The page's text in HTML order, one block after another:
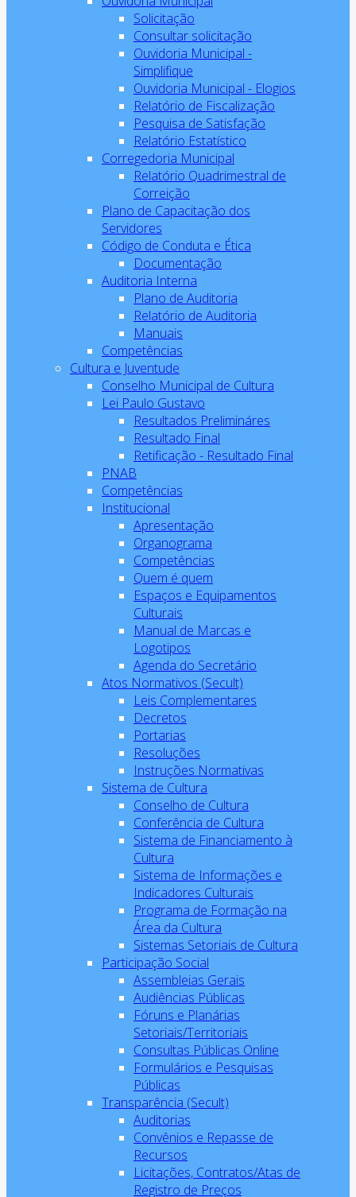
Solicitação
Consultar solicitação
Ouvidoria Municipal -
Simplifique
Ouvidoria Municipal - Elogios
Relatório de Fiscalização
Pesquisa de Satisfação
Relatório Estatístico
Corregedoria Municipal
Relatório Quadrimestral de
Correição
Plano de Capacitação dos
Servidores
Código de Conduta e Ética
Documentação
Auditoria Interna
Plano de Auditoria
Relatório de Auditoria
Manuais
Competências
Cultura e Juventude
Conselho Municipal de Cultura
Lei Paulo Gustavo
Resultados Prelimináres
Resultado Final
Retificação - Resultado Final
PNAB
Competências
Institucional
Apresentação
Organograma
Competências
Quem é quem
Espaços e Equipamentos
Culturais
Manual de Marcas e
Logotipos
Agenda do Secretário
Atos Normativos (Secult)
Leis Complementares
Decretos
Portarias
Resoluções
Instruções Normativas
Sistema de Cultura
Conselho de Cultura
Conferência de Cultura
Sistema de Financiamento à
Cultura
Sistema de Informações e
Indicadores Culturais
Programa de Formação na
Área da Cultura
Sistemas Setoriais de Cultura
Participação Social
Assembleias Gerais
Audiências Públicas
Fóruns e Planárias
Setoriais/Territoriais
Consultas Públicas Online
Formulários e Pesquisas
Públicas
Transparência (Secult)
Auditorias
Convênios e Repasse de
Recursos
Licitações, Contratos/Atas de
Registro de Preços